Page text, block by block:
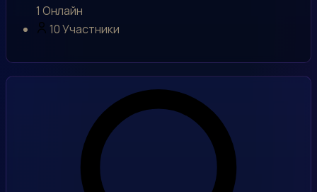
1 Онлайн
10Участники